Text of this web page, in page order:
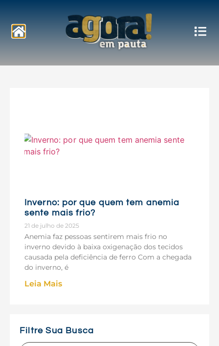
Notícias
Inverno: por que quem tem anemia
sente mais frio?
21 de julho de 2025
Anemia faz pessoas sentirem mais frio no
inverno devido à baixa oxigenação dos tecidos
causada pela deficiência de ferro Com a chegada
do inverno, é
Leia Mais
Filtre Sua Busca